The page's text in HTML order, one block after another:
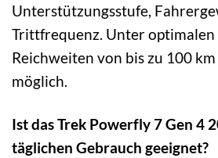
Unterstützungsstufe,
Trittfrequenz. Unter optimalen
Reichweiten von bis zu 100
möglich.
Ist das Trek Powerfly 7 Gen 4
täglichen Gebrauch geeignet?